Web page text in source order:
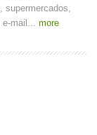
supermercados,
e-mail...more